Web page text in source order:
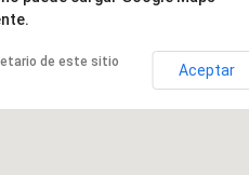
de este sitio
Aceptar